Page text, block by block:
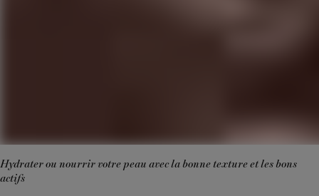
Hydrater ou nourrir votre peau avec la bonne texture et les bons
actifs